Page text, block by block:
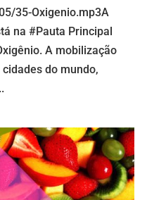
35-Oxigenio.mp3A
na #Pauta Principal
A mobilização
do mundo,